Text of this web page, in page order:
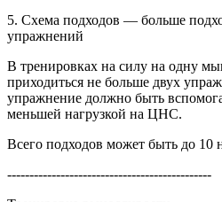
5. Схема подходов — больше
упражнений
В тренировках на силу на одну
приходиться не больше двух
упражнение должно быть
меньшей нагрузкой на ЦНС.
Всего подходов может быть до 10
----------------------------------------------